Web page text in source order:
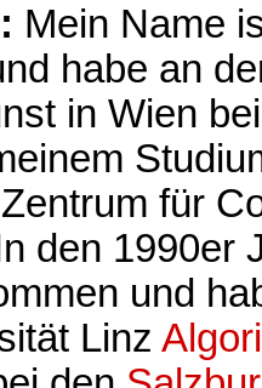
Mein Name
habe an
in Wien
für
den 1990er
und
Linz